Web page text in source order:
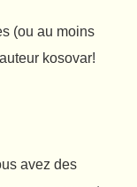
(ou au moins
kosovar!
avez des